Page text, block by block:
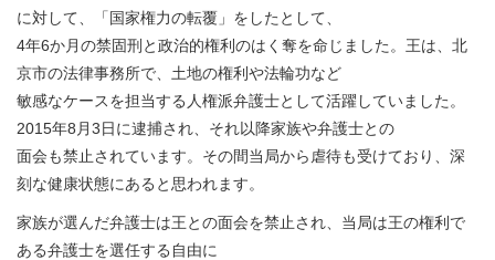
に対して、「国家権力の転覆」をしたとして、
4年6か月の禁固刑と政治的権利のはく奪を命じました。王は、北
京市の法律事務所で、土地の権利や法輪功など
敏感なケースを担当する人権派弁護士として活躍していました。
2015年8月3日に逮捕され、それ以降家族や弁護士との
面会も禁止されています。その間当局から虐待も受けており、深
刻な健康状態にあると思われます。
家族が選んだ弁護士は王との面会を禁止され、当局は王の権利で
ある弁護士を選任する自由に